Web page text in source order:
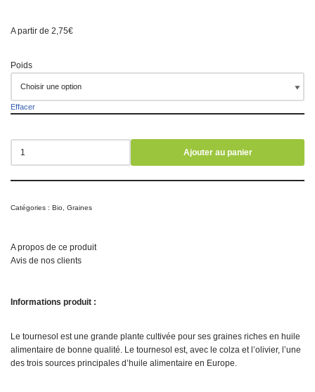
A partir de 2,75€
Poids
Effacer
Ajouter au panier
Catégories : Bio Graines
A propos de ce produit
Avis de nos clients
Informations produit :
Le tournesol est une grande plante cultivée pour ses graines riches en huile
alimentaire de bonne qualité. Le tournesol est, avec le colza et l’olivier, l’une
des trois sources principales d’huile alimentaire en Europe.